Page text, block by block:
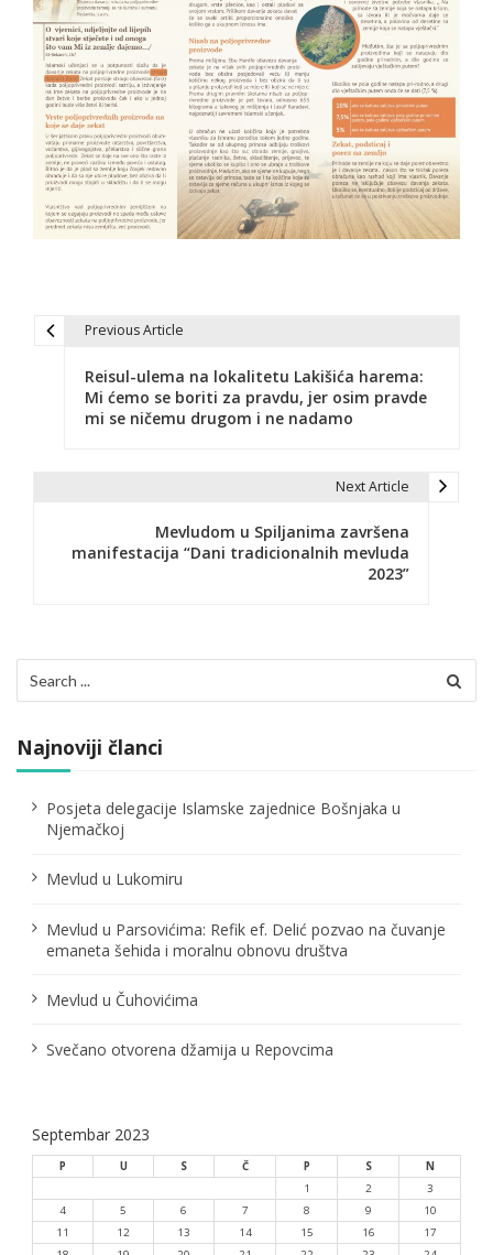
j
a
č
n
k
a
Previous Article
Reisul-ulema na lokalitetu Lakišića harema:
Mi ćemo se boriti za pravdu, jer osim pravde
mi se ničemu drugom i ne nadamo
Next Article
Mevludom u Spiljanima završena
manifestacija “Dani tradicionalnih mevluda
2023”
for:
Najnoviji članci
Posjeta delegacije Islamske zajednice Bošnjaka u
Njemačkoj
Mevlud u Lukomiru
Mevlud u Parsovićima: Refik ef. Delić pozvao na čuvanje
emaneta šehida i moralnu obnovu društva
Mevlud u Čuhovićima
Svečano otvorena džamija u Repovcima
Septembar 2023
P U S Č P S
N
1
2
3
4
5 6 7 8 9
10
11
12 13 14 15 16
17